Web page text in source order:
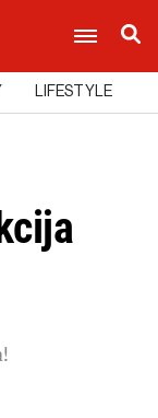
LIFESTYLE